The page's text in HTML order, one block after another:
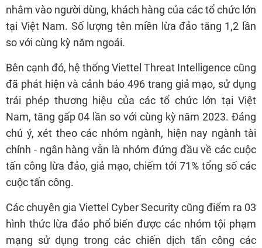
nhắm vào người dùng, khách hàng của các tổ chức lớn
tại Việt Nam. Số lượng tên miền lừa đảo tăng 1,2 lần
so với cùng kỳ năm ngoái.
Bên cạnh đó, hệ thống Viettel Threat Intelligence cũng
đã phát hiện và cảnh báo 496 trang giả mạo, sử dụng
trái phép thương hiệu của các tổ chức lớn tại Việt
Nam, tăng gấp 04 lần so với cùng kỳ năm 2023. Đáng
chú ý, xét theo các nhóm ngành, hiện nay ngành tài
chính - ngân hàng vẫn là nhóm đứng đầu về các cuộc
tấn công lừa đảo, giả mạo, chiếm tới 71% tổng số các
cuộc tấn công.
Các chuyên gia Viettel Cyber Security cũng điểm ra 03
hình thức lừa đảo phổ biến được các nhóm tội phạm
mạng sử dụng trong các chiến dịch tấn công các